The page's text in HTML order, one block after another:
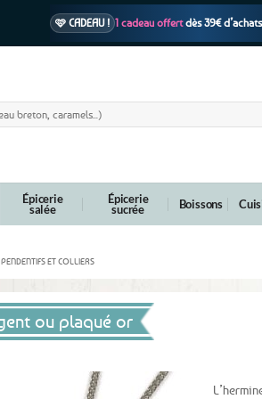
🩷 CADEAU ! 1 cadeau offertdès 39€ d’achats
Épicerie
salée
Épicerie
sucrée Boissons
PENDENTIFS ET COLLIERS
ou plaqué or